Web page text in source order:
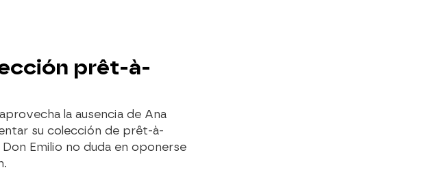
prêt-à-
la ausencia de Ana
su colección de prêt-à-
Emilio no duda en oponerse